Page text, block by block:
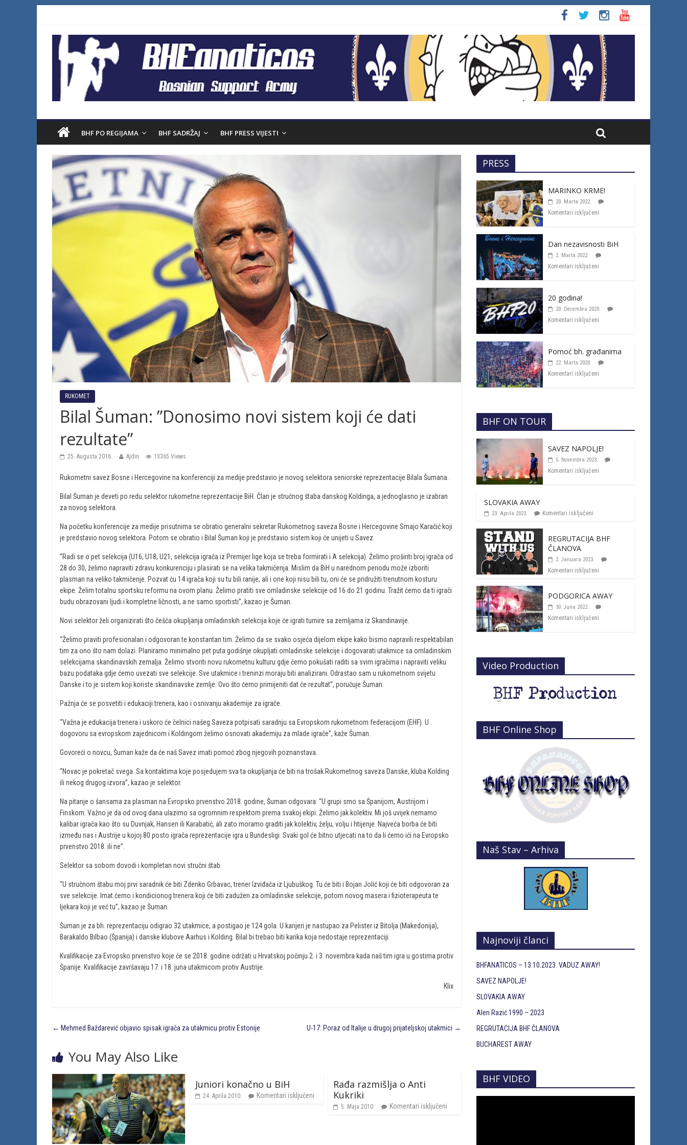
BHF PO REGIJAMA BHF SADRŽAJ BHF PRESS VIJESTI
RUKOMET
Bilal Šuman: ”Donosimo novi sistem koji će dati
rezultate”
25. Augusta 2016. Ajdin 13365 Views
Rukometni savez Bosne i Hercegovine na konferenciji za medije predstavio je novog selektora seniorske reprezentacije Bilala Šumana.
Bilal Šuman je deveti po redu selektor rukometne reprezentacije BiH. Član je stručnog štaba danskog Koldinga, a jednoglasno je izabran
za novog selektora.
Na početku konferencije za medije prisutnima se obratio generalni sekretar Rukometnog saveza Bosne i Hercegovine Smajo Karačić koji
je predstavio novog selektora. Potom se obratio i Bilal Šuman koji je predstavio sistem koji će unijeti u Savez.
“Radi se o pet selekcija (U16, U18, U21, selekcija igrača iz Premijer lige koja se treba formirati i A selekcija). Želimo proširiti broj igrača od
28 do 30, želimo napraviti zdravu konkurenciju i plasirati se na velika takmičenja. Mislim da BiH u narednom periodu može izboriti
plasman na veliko takmičenje. Pozvat ću 14 igrača koji su tu bili ranije, ali i one koji nisu bili tu, oni će se pridružiti trenutnom kosturu
ekipe. Želim totalnu sportsku reformu na ovom planu. Želimo pratiti sve omladinske selekcije od 16 do 21 godinu. Tražit ćemo da ti igrači
budu obrazovani ljudi i kompletne ličnosti, a ne samo sportisti”, kazao je Šuman.
Novi selektor želi organizirati što češća okupljanja omladinskih selekcija koje će igrati turnire sa zemljama iz Skandinavije.
“Želimo praviti profesionalan i odgovoran te konstantan tim. Želimo da se svako osjeća dijelom ekipe kako bismo napravili respektabilan
tim za ono što nam dolazi. Planiramo minimalno pet puta godišnje okupljati omladinske selekcije i dogovarati utakmice sa omladinskim
selekcijama skandinavskih zemalja. Želimo stvoriti novu rukometnu kulturu gdje ćemo pokušati raditi sa svim igračima i napraviti veliku
bazu podataka gdje ćemo uvezati sve selekcije. Sve utakmice i treninzi moraju biti analizirani. Odrastao sam u rukometnom svijetu
Danske i to je sistem koji koriste skandinavske zemlje. Ovo što ćemo primijeniti dat će rezultat”, poručuje Šuman.
Pažnja će se posvetiti i edukaciji trenera, kao i osnivanju akademije za igrače.
“Važna je edukacija trenera i uskoro će čelnici našeg Saveza potpisati saradnju sa Evropskom rukometnom federacijom (EHF). U
dogovoru sa evropskom zajednicom i Koldingom želimo osnovati akademiju za mlade igrače”, kaže Šuman.
Govoreći o novcu, Šuman kaže da će naš Savez imati pomoć zbog njegovih poznanstava.
“Novac je pokretač svega. Sa kontaktima koje posjedujem sva ta okupljanja će biti na trošak Rukometnog saveza Danske, kluba Kolding
ili nekog drugog izvora”, kazao je selektor.
Na pitanje o šansama za plasman na Evropsko prvenstvo 2018. godine, Šuman odgovara: “U grupi smo sa Španijom, Austrijom i
Finskom. Važno je da od ovog dana ulazimo sa ogromnim respektom prema svakoj ekipi. Želimo jak kolektiv. Mi još uvijek nemamo
kalibar igrača kao što su Duvnjak, Hansen ili Karabatić, ali zato moramo graditi jak kolektiv, želju, volju i htijenje. Najveća borba će biti
između nas i Austrije u kojoj 80 posto igrača reprezentacije igra u Bundesligi. Svaki gol će bitno utjecati na to da li ćemo ići na Evropsko
prvenstvo 2018. ili ne”.
Selektor sa sobom dovodi i kompletan novi stručni štab.
“U stručnom štabu moj prvi saradnik će biti Zdenko Grbavac, trener Izviđača iz Ljubuškog. Tu će biti i Bojan Jolić koji će biti odgovoran za
sve selekcije. Imat ćemo i kondicionog trenera koji će biti zadužen za omladinske selekcije, potom novog masera i fizioterapeuta te
ljekara koji je već tu”, kazao je Šuman.
Šuman je za bh. reprezentaciju odigrao 32 utakmice, a postigao je 124 gola. U karijeri je nastupao za Pelister iz Bitolja (Makedonija),
Barakaldo Bilbao (Španija) i danske klubove Aarhus i Kolding. Bilal bi trebao biti karika koja nedostaje reprezentaciji.
Kvalifikacije za Evropsko prvenstvo koje će se 2018. godine održati u Hrvatskoj počinju 2. i 3. novembra kada naš tim igra u gostima protiv
Španije. Kvalifikacije završavaju 17. i 18. juna utakmicom protiv Austrije.
Klix
← Mehmed Baždarević objavio spisak igrača za utakmicu protiv Estonije U-17: Poraz od Italije u drugoj prijateljskoj utakmici →
You May Also Like
Juniori konačno u BiH
24. Aprila 2010. Komentari isključeni
Rađa razmišlja o Anti
Kukriki
5. Maja 2010. Komentari isključeni
PRESS
MARINKO KRME!
20. Marta 2022.
Komentari isključeni
Dan nezavisnosti BiH
2. Marta 2022.
Komentari isključeni
20 godina!
20. Decembra 2020.
Komentari isključeni
Pomoć bh. građanima
22. Marta 2020.
Komentari isključeni
BHF ON TOUR
SAVEZ NAPOLJE!
5. Novembra 2023.
Komentari isključeni
SLOVAKIA AWAY
23. Aprila 2023. Komentari isključeni
REGRUTACIJA BHF
ČLANOVA
2. Januara 2023.
Komentari isključeni
PODGORICA AWAY
30. Juna 2022.
Komentari isključeni
Video Production
BHF Online Shop
Naš Stav – Arhiva
Najnoviji članci
BHFANATICOS – 13.10.2023. VADUZ AWAY!
SAVEZ NAPOLJE!
SLOVAKIA AWAY
Alen Razić 1990 – 2023
REGRUTACIJA BHF ČLANOVA
BUCHAREST AWAY
BHF VIDEO